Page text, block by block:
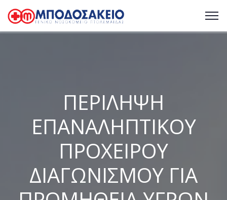
ΠΕΡΙΛΗΨΗ
ΕΠΑΝΑΛΗΠΤΙΚΟΥ
ΠΡΟΧΕΙΡΟΥ
ΔΙΑΓΩΝΙΣΜΟΥ ΓΙΑ